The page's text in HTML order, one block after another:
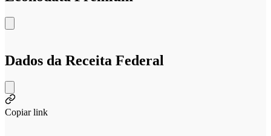
Dados da Receita Federal
Copiar link